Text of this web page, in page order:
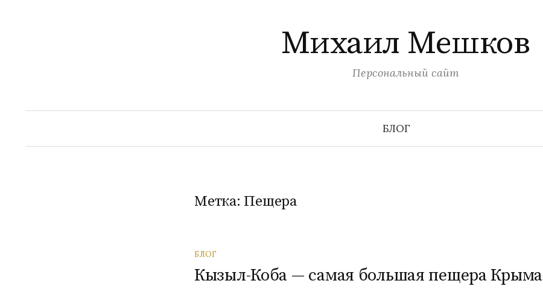
Михаил Мешков
Персональный сайт
БЛОГ
Метка: Пещера
БЛОГ
Кызыл-Коба — самая большая пещера Крыма